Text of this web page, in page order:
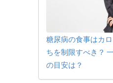
糖尿病の食事はカ
ちを制限すべき？
の目安は？